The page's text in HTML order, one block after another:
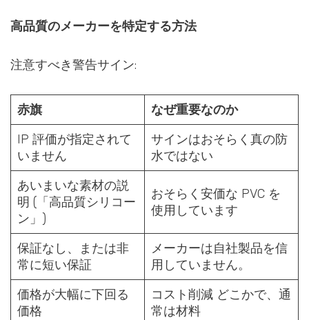
高品質のメーカーを特定する方法
注意すべき警告サイン:
赤旗
なぜ重要なのか
IP 評価が指定されて
いません
サインはおそらく真の防
水ではない
あいまいな素材の説
明 (「高品質シリコー
ン」)
おそらく安価な PVC を
使用しています
保証なし、または非
常に短い保証
メーカーは自社製品を信
用していません。
価格が大幅に下回る
価格
コスト削減 どこかで、通
常は材料